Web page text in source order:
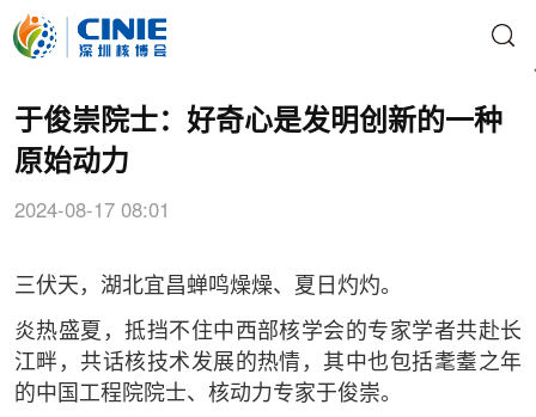
于俊崇院士：好奇心是发明创新的一种
原始动力
2024-08-17 08:01
三伏天，湖北宜昌蝉鸣燥燥、夏日灼灼。
炎热盛夏，抵挡不住中西部核学会的专家学者共赴长
江畔，共话核技术发展的热情，其中也包括耄耋之年
的中国工程院院士、核动力专家于俊崇。